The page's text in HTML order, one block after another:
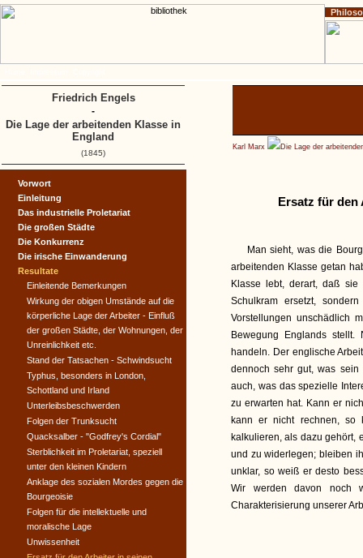
Karl Marx Die Lage der
Ersatz für den
Man sieht, was die
arbeitenden Klasse getan
Klasse lebt, derart, daß
Schulkram ersetzt,
Vorstellungen unschädlich
Bewegung Englands
handeln. Der englische
dennoch sehr gut, was
auch, was das spezielle
zu erwarten hat. Kann er
kann er nicht rechnen, so
kalkulieren, als dazu gehört,
und zu widerlegen; bleiben
unklar, so weiß er desto
Wir werden davon noch
Charakterisierung unserer
Vorwort
Einleitung
Das industrielle Proletariat
Die großen Städte
Die Konkurrenz
Die irische Einwanderung
Resultate
Einleitende Bemerkungen
Wirkung der obigen Umstände auf die
körperliche Lage der Arbeiter - Einfluß
der großen Städte, der Wohnungen, der
Unreinlichkeit etc.
Stand der Tatsachen - Schwindsucht
Typhus, besonders in London,
Schottland und Irland
Unterleibsbeschwerden
Folgen der Trunksucht
Quacksalber - "Godfrey's Cordial"
Sterblichkeit im Proletariat, speziell
unter den kleinen Kindern
Anklage des sozialen Mordes gegen die
Bourgeoisie
Folgen für die intellektuelle und
moralische Lage
Unwissenheit
Friedrich Engels
-
Die Lage der arbeitenden Klasse in
England
(1845)